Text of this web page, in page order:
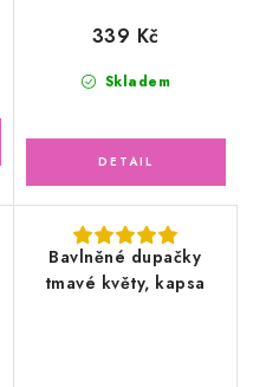
Skladem
339 Kč
Bavlněné dupačky
tmavé květy, kapsa